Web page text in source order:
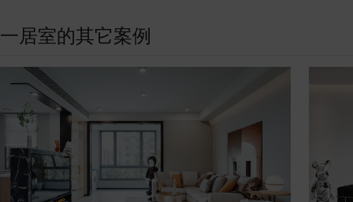
一居室的其它案例